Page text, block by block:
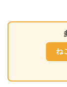
ね